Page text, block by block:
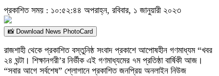
প্রকাশিত সময় : ১০:৫২:৪৪ অপরাহ্ন, রবিবার, ১ জানুয়ারী ২০২৩
📸 Download News PhotoCard
রাজশাহী থেকে প্রকাশিত বস্তুনিষ্ঠ সংবাদ প্রকাশে আপোষহীন গণমাধ্যম “খবর
২৪ ঘন্টা। শিক্ষানগরী’র নির্ভীক এই গণমাধ্যমের ৭ম প্রতিষ্ঠা বার্ষিকী আজ।
“সবার আগে সর্বশেষ” শ্লোগানে প্রকাশিত জনপ্রিয় অনলাইন নিউজ